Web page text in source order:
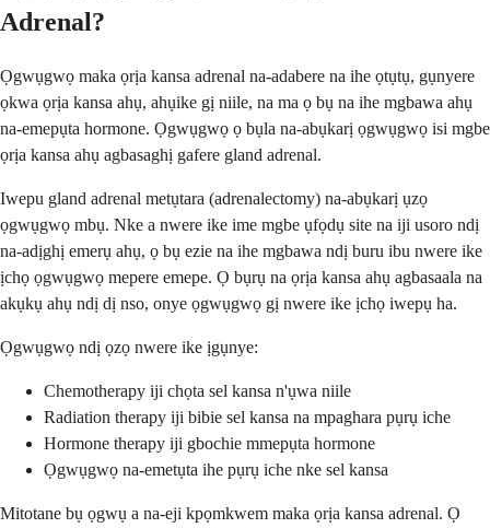
Adrenal?
Ọgwụgwọ maka ọrịa kansa adrenal na-adabere na ihe ọtụtụ, gụnyere
ọkwa ọrịa kansa ahụ, ahụike gị niile, na ma ọ bụ na ihe mgbawa ahụ
na-emepụta hormone. Ọgwụgwọ ọ bụla na-abụkarị ọgwụgwọ isi mgbe
ọrịa kansa ahụ agbasaghị gafere gland adrenal.
Iwepu gland adrenal metụtara (adrenalectomy) na-abụkarị ụzọ
ọgwụgwọ mbụ. Nke a nwere ike ime mgbe ụfọdụ site na iji usoro ndị
na-adịghị emerụ ahụ, ọ bụ ezie na ihe mgbawa ndị buru ibu nwere ike
ịchọ ọgwụgwọ mepere emepe. Ọ bụrụ na ọrịa kansa ahụ agbasaala na
akụkụ ahụ ndị dị nso, onye ọgwụgwọ gị nwere ike ịchọ iwepụ ha.
Ọgwụgwọ ndị ọzọ nwere ike ịgụnye:
Chemotherapy iji chọta sel kansa n'ụwa niile
Radiation therapy iji bibie sel kansa na mpaghara pụrụ iche
Hormone therapy iji gbochie mmepụta hormone
Ọgwụgwọ na-emetụta ihe pụrụ iche nke sel kansa
Mitotane bụ ọgwụ a na-eji kpọmkwem maka ọrịa kansa adrenal. Ọ